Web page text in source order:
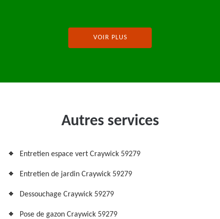
VOIR PLUS
Autres services
Entretien espace vert Craywick 59279
Entretien de jardin Craywick 59279
Dessouchage Craywick 59279
Pose de gazon Craywick 59279